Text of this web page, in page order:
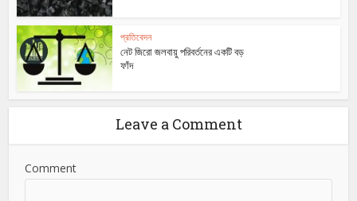
প্রতিবেদন
নেট জিরো জলবায়ু পরিবর্তনের একটি বড়
ফাঁদ
Leave a Comment
Comment